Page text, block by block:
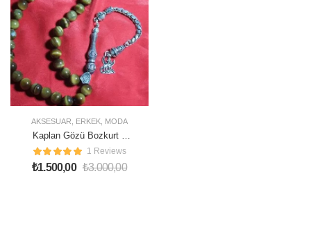
AKSESUAR ERKEK MODA
Kaplan Gözü Bozkurt 8
mm Tesbih1 Reviews
₺1.500,00 ₺3.000,00